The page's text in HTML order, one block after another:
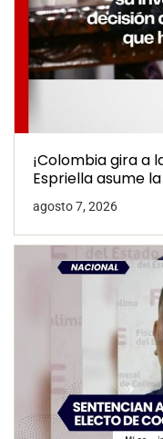
¡Colombia gira a
Espriella asume
agosto 7, 2026